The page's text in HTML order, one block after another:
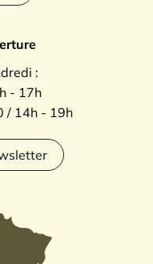
:
- 17h
/ 14h - 19h